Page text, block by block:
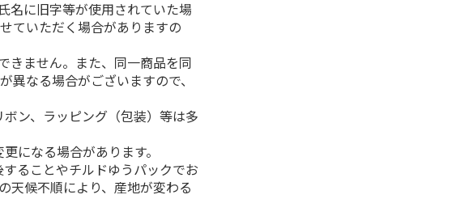
名に旧字等が使用されていた場
ていただく場合がありますの
きません。また、同一商品を同
異なる場合がございますので、
ン、ラッピング（包装）等は多
になる場合があります。
ることやチルドゆうパックでお
天候不順により、産地が変わる